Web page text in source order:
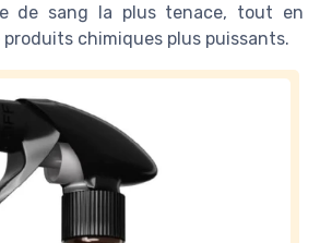
de sang la plus tenace, tout en
produits chimiques plus puissants.